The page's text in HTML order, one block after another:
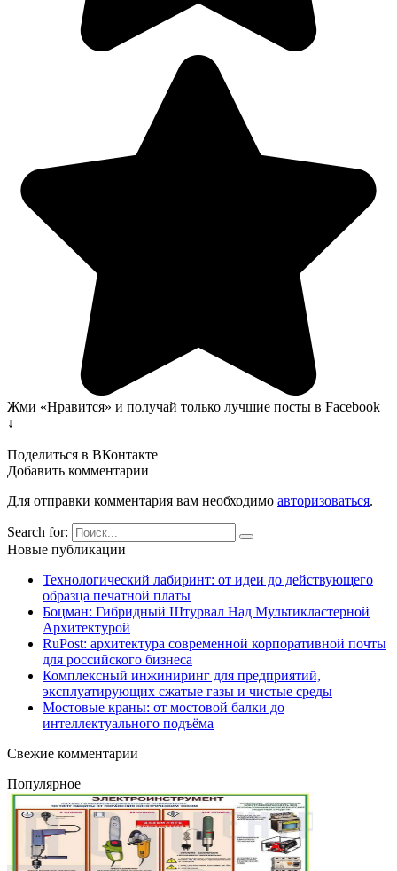
Жми «Нравится» и получай только лучшие посты в Facebook
↓
Поделиться в ВКонтакте
Добавить комментарии
Для отправки комментария вам необходимо авторизоваться.
Search for:
Новые публикации
Технологический лабиринт: от идеи до действующего
образца печатной платы
Боцман: Гибридный Штурвал Над Мультикластерной
Архитектурой
RuPost: архитектура современной корпоративной почты
для российского бизнеса
Комплексный инжиниринг для предприятий,
эксплуатирующих сжатые газы и чистые среды
Мостовые краны: от мостовой балки до
интеллектуального подъёма
Свежие комментарии
Популярное